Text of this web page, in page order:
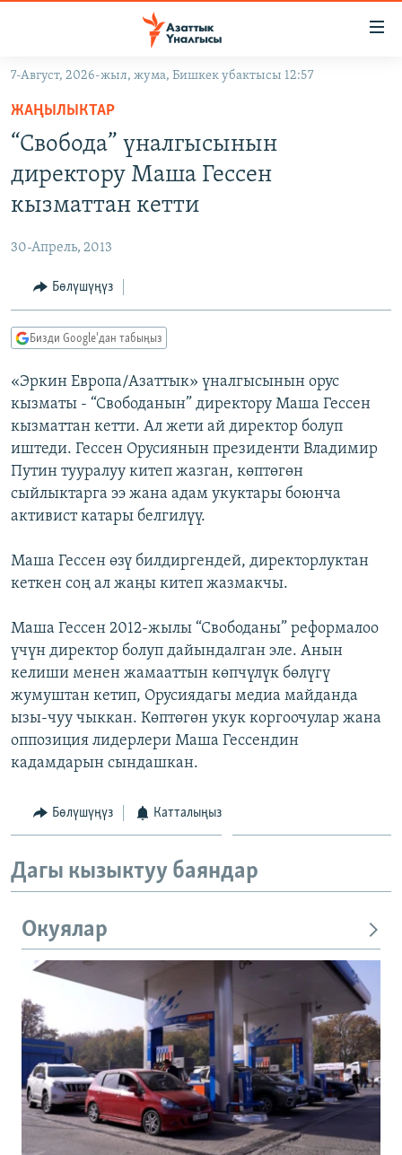
Навигацияга
өтүңүз
Издөөгө
салыңыз
КЫРГЫЗСТАН
МАДАНИЯТ
УКРАИНА
ТВ ПРОГРАММАЛАР
БҮГҮН АЗАТТЫКТА
ДАНИСТЕ
АЗАТТЫК+
ЫҢГАЙСЫЗ СУРООЛОР
ПОДКАСТ
7-Август, 2026-жыл, жума, Бишкек убактысы 12:57
ЖАҢЫЛЫКТАР
“Свобода” үналгысынын
директору Маша Гессен
кызматтан кетти
30-Апрель, 2013
Бөлүшүңүз
Бизди Google'дан табыңыз
«Эркин Европа/Азаттык» үналгысынын орус
кызматы - “Свободанын” директору Маша Гессен
кызматтан кетти. Ал жети ай директор болуп
иштеди. Гессен Орусиянын президенти Владимир
Путин тууралуу китеп жазган, көптөгөн
сыйлыктарга ээ жана адам укуктары боюнча
активист катары белгилүү.
Маша Гессен өзү билдиргендей, директорлуктан
кеткен соң ал жаңы китеп жазмакчы.
Маша Гессен 2012-жылы “Свободаны” реформалоо
үчүн директор болуп дайындалган эле. Анын
келиши менен жамааттын көпчүлүк бөлүгү
жумуштан кетип, Орусиядагы медиа майданда
ызы-чуу чыккан. Көптөгөн укук коргоочулар жана
оппозиция лидерлери Маша Гессендин
кадамдарын сындашкан.
Бөлүшүңүз Катталыңыз
Дагы кызыктуу баяндар
Окуялар